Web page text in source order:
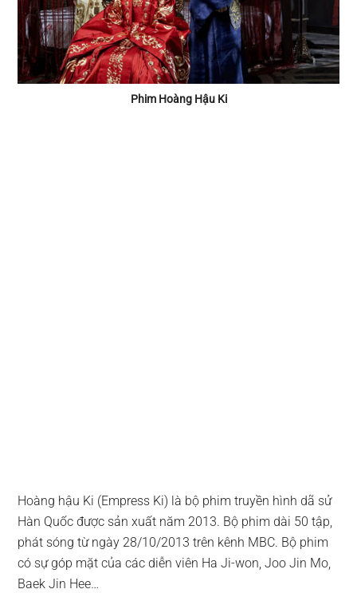
Phim Hoàng Hậu Ki
Hoàng hậu Ki (Empress Ki) là bộ phim truyền hình dã sử
Hàn Quốc được sản xuất năm 2013. Bộ phim dài 50 tập,
phát sóng từ ngày 28/10/2013 trên kênh MBC. Bộ phim
có sự góp mặt của các diễn viên Ha Ji-won, Joo Jin Mo,
Baek Jin Hee…